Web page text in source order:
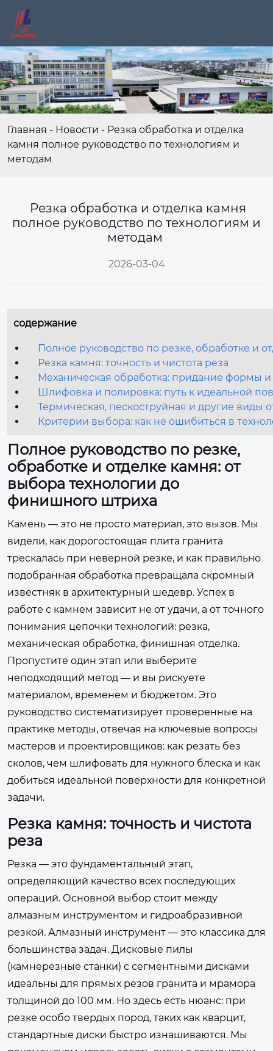
Главная - Новости - Резка обработка и отделка
камня полное руководство по технологиям и
методам
Резка обработка и отделка камня
полное руководство по технологиям и
методам
2026-03-04
содержание
Полное руководство по резке, обработке и
Резка камня: точность и чистота реза
Механическая обработка: придание формы
Шлифовка и полировка: путь к идеальной
Термическая, пескоструйная и другие виды
Критерии выбора: как не ошибиться в
Полное руководство по резке,
обработке и отделке камня: от
выбора технологии до
финишного штриха
Камень — это не просто материал, это вызов. Мы
видели, как дорогостоящая плита гранита
трескалась при неверной резке, и как правильно
подобранная обработка превращала скромный
известняк в архитектурный шедевр. Успех в
работе с камнем зависит не от удачи, а от точного
понимания цепочки технологий: резка,
механическая обработка, финишная отделка.
Пропустите один этап или выберите
неподходящий метод — и вы рискуете
материалом, временем и бюджетом. Это
руководство систематизирует проверенные на
практике методы, отвечая на ключевые вопросы
мастеров и проектировщиков: как резать без
сколов, чем шлифовать для нужного блеска и как
добиться идеальной поверхности для конкретной
задачи.
Резка камня: точность и чистота
реза
Резка — это фундаментальный этап,
определяющий качество всех последующих
операций. Основной выбор стоит между
алмазным инструментом и гидроабразивной
резкой. Алмазный инструмент — это классика для
большинства задач. Дисковые пилы
(камнерезные станки) с сегментными дисками
идеальны для прямых резов гранита и мрамора
толщиной до 100 мм. Но здесь есть нюанс: при
резке особо твердых пород, таких как кварцит,
стандартные диски быстро изнашиваются. Мы